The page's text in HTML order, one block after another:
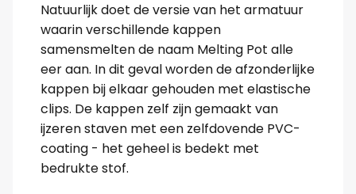
Natuurlijk doet de versie van het armatuur
waarin verschillende kappen
samensmelten de naam Melting Pot alle
eer aan. In dit geval worden de afzonderlijke
kappen bij elkaar gehouden met elastische
clips. De kappen zelf zijn gemaakt van
ijzeren staven met een zelfdovende PVC-
coating - het geheel is bedekt met
bedrukte stof.